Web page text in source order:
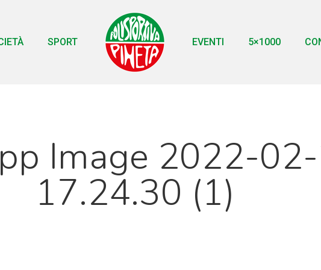
SPORT EVENTI 5×1000
Image 2022-
17.24.30 (1)